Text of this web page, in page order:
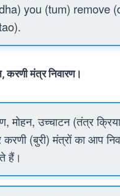
you (tum) remove
करणी मंत्र निवारण।
मोहन, उच्चाटन (तंत्र
(बुरी) मंत्रों का आप
हैं।